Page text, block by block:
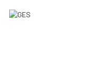
pour un usage
établir cette estimation :